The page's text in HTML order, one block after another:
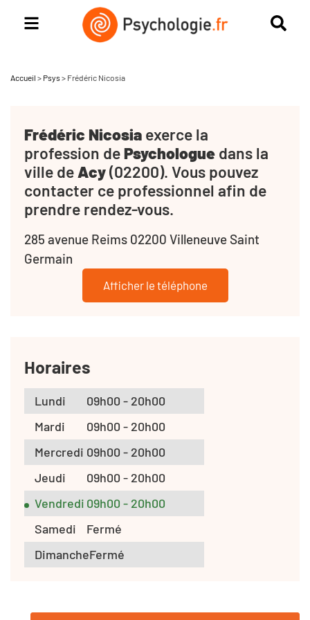
Accueil > Psys > Frédéric Nicosia
Frédéric Nicosia exerce la
profession dePsychologue dans la
ville deAcy(02200). Vous pouvez
contacter ce professionnel afin de
prendre rendez-vous.
285 avenue Reims 02200 Villeneuve Saint
Germain
Afficher le téléphone
Horaires
Lundi
09h00 - 20h00
Mardi
09h00 - 20h00
Mercredi 09h00 - 20h00
Jeudi
09h00 - 20h00
Vendredi 09h00 - 20h00
Samedi
Fermé
DimancheFermé